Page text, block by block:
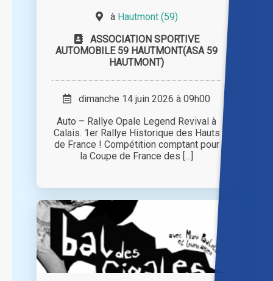
à Hautmont (59)
ASSOCIATION SPORTIVE
AUTOMOBILE 59 HAUTMONT(ASA 59
HAUTMONT)
dimanche 14 juin 2026 à 09h00
Auto – Rallye Opale Legend Revival à
Calais. 1er Rallye Historique des Hauts
de France ! Compétition comptant pour
la Coupe de France des [...]